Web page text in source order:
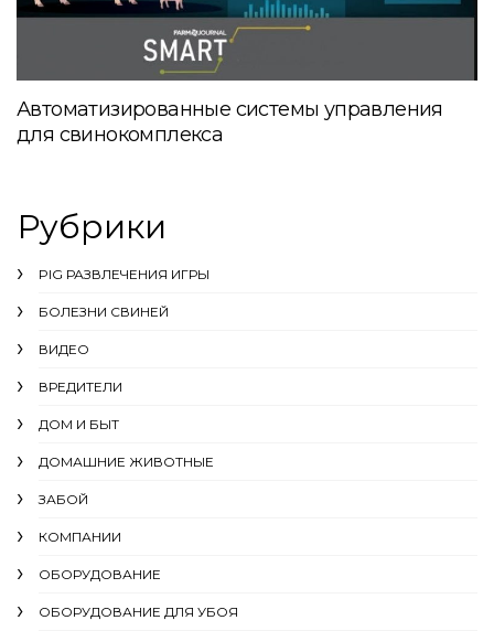
Автоматизированные системы управления
для свинокомплекса
Рубрики
PIG РАЗВЛЕЧЕНИЯ ИГРЫ
БОЛЕЗНИ СВИНЕЙ
ВИДЕО
ВРЕДИТЕЛИ
ДОМ И БЫТ
ДОМАШНИЕ ЖИВОТНЫЕ
ЗАБОЙ
КОМПАНИИ
ОБОРУДОВАНИЕ
ОБОРУДОВАНИЕ ДЛЯ УБОЯ